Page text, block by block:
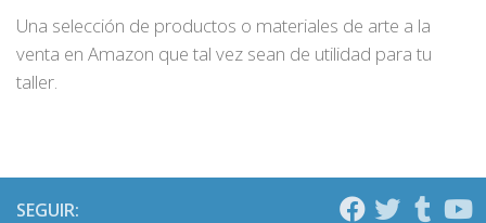
Una selección de productos o materiales de arte a la
venta en Amazon que tal vez sean de utilidad para tu
taller.
SEGUIR: